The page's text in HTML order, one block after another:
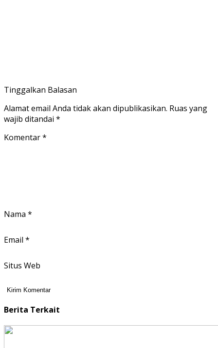
Tinggalkan Balasan
Alamat email Anda tidak akan dipublikasikan. Ruas yang
wajib ditandai *
Komentar*
Nama *
Email *
Situs Web
Berita Terkait